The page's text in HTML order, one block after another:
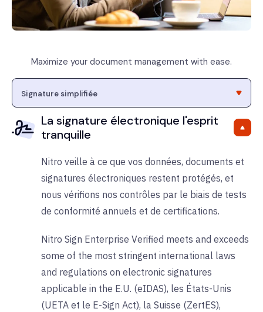
Maximize your document management with ease.
La signature électronique l'esprit
tranquille
Nitro veille à ce que vos données, documents et
signatures électroniques restent protégés, et
nous vérifions nos contrôles par le biais de tests
de conformité annuels et de certifications.
Nitro Sign Enterprise Verified meets and exceeds
some of the most stringent international laws
and regulations on electronic signatures
applicable in the E.U. (eIDAS), les États-Unis
(UETA et le E-Sign Act), la Suisse (ZertES),